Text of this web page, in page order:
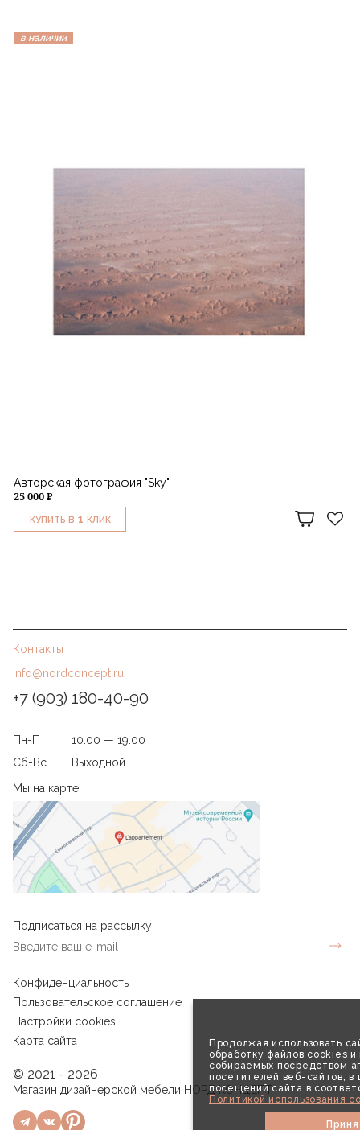
Продолжая использовать
обработку файлов cookies и
собираемых посредством
посетителей веб-сайтов, в
посещений сайта в
Политикой использования
в наличии
Авторская фотография "Sky"
25 000 ₽
КУПИТЬ В 1 КЛИК
Контакты
info@nordconcept.ru
+7 (903) 180-40-90
Пн-Пт
10:00 — 19.00
Сб-Вс
Выходной
Мы на карте
Подписаться на рассылку
Конфиденциальность
Пользовательское соглашение
Настройки cookies
Карта сайта
© 2021 - 2026
Магазин дизайнерской мебели НОРД КОНЦЕПТ